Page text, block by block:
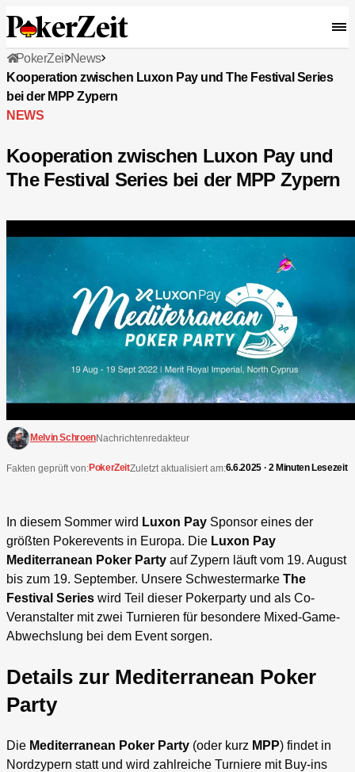
PokerZeit News
Kooperation zwischen Luxon Pay und The Festival Series
bei der MPP Zypern
NEWS
Kooperation zwischen Luxon Pay und
The Festival Series bei der MPP Zypern
Melvin SchroenNachrichtenredakteur
Fakten geprüft von:PokerZeitZuletzt aktualisiert am:6.6.2025 · 2 Minuten Lesezeit
In diesem Sommer wird Luxon Pay Sponsor eines der
größten Pokerevents in Europa. Die Luxon Pay
Mediterranean Poker Party auf Zypern läuft vom 19. August
bis zum 19. September. Unsere Schwestermarke The
Festival Series wird Teil dieser Pokerparty und als Co-
Veranstalter mit zwei Turnieren für besondere Mixed-Game-
Abwechslung bei dem Event sorgen.
Details zur Mediterranean Poker
Party
Die Mediterranean Poker Party (oder kurz MPP) findet in
Nordzypern statt und wird zahlreiche Turniere mit Buy-ins